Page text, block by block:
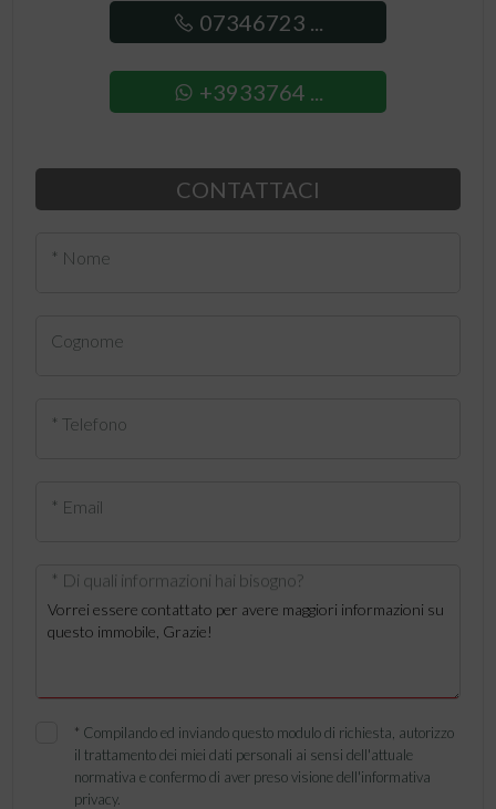
07346723 ...
+3933764 ...
CONTATTACI
* Nome
Cognome
* Telefono
* Email
* Di quali informazioni hai bisogno?
* Compilando ed inviando questo modulo di richiesta, autorizzo
il trattamento dei miei dati personali ai sensi dell'attuale
normativa e confermo di aver preso visione dell'informativa
privacy.